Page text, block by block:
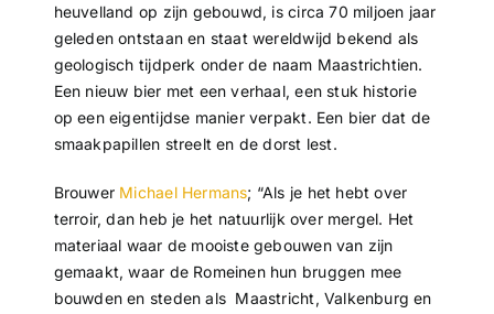
heuvelland op zijn gebouwd, is circa 70 miljoen jaar
geleden ontstaan en staat wereldwijd bekend als
geologisch tijdperk onder de naam Maastrichtien.
Een nieuw bier met een verhaal, een stuk historie
op een eigentijdse manier verpakt. Een bier dat de
smaakpapillen streelt en de dorst lest.
Brouwer Michael Hermans; “Als je het hebt over
terroir, dan heb je het natuurlijk over mergel. Het
materiaal waar de mooiste gebouwen van zijn
gemaakt, waar de Romeinen hun bruggen mee
bouwden en steden als Maastricht, Valkenburg en